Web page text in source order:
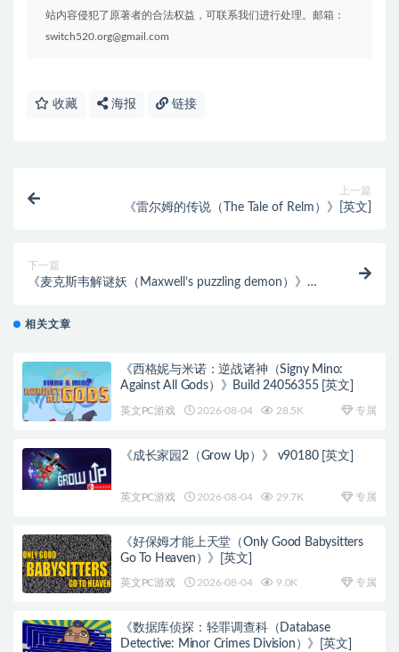
站内容侵犯了原著者的合法权益，可联系我们进行处理。邮箱：
switch520.org@gmail.com
收藏 海报 链接
上一篇
《雷尔姆的传说（The Tale of Relm）》[英文]
下一篇
《麦克斯韦解谜妖（Maxwell’s puzzling demon）》
相关文章
《西格妮与米诺：逆战诸神（Signy Mino:
Against All Gods）》Build 24056355 [英文]
英文PC游戏 2026-08-04 28.5K 专属
《成长家园2（Grow Up）》 v90180 [英文]
英文PC游戏 2026-08-04 29.7K 专属
《好保姆才能上天堂（Only Good Babysitters
Go To Heaven）》[英文]
英文PC游戏 2026-08-04 9.0K 专属
《数据库侦探：轻罪调查科（Database
Detective: Minor Crimes Division）》[英文]